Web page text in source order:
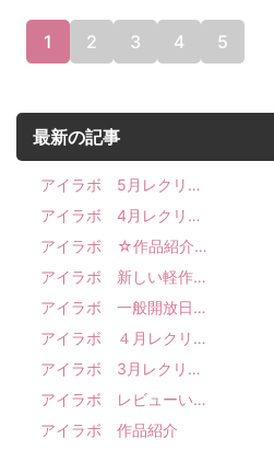
1 2 3 4 5
最新の記事
アイラボ 5月レクリ…
アイラボ 4月レクリ…
アイラボ ☆作品紹介…
アイラボ 新しい軽作…
アイラボ 一般開放日…
アイラボ ４月レクリ…
アイラボ 3月レクリ…
アイラボ レビューい…
アイラボ 作品紹介